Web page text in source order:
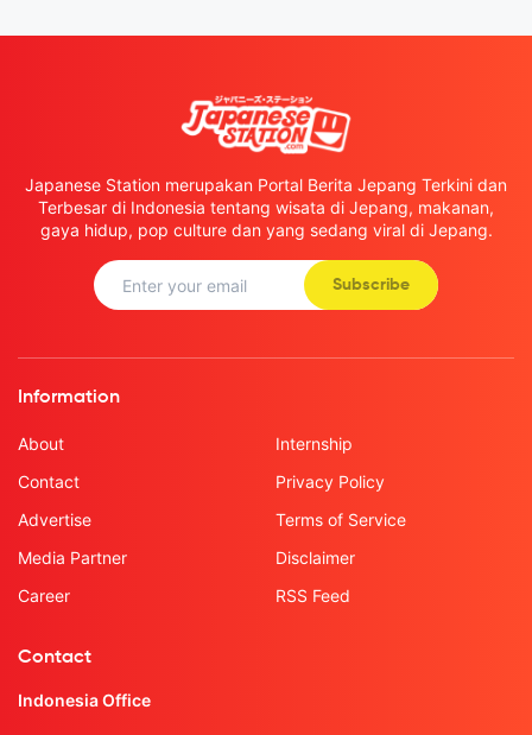
Japanese Station merupakan Portal Berita Jepang Terkini dan
Terbesar di Indonesia tentang wisata di Jepang, makanan,
gaya hidup, pop culture dan yang sedang viral di Jepang.
Subscribe
Information
About
Contact
Advertise
Media Partner
Career
Internship
Privacy Policy
Terms of Service
Disclaimer
RSS Feed
Contact
Indonesia Office